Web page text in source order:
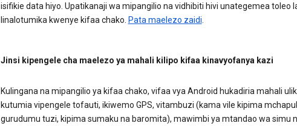
isifikie data hiyo. Upatikanaji wa mipangilio na vidhibiti hivi unategemea toleo
linalotumika kwenye kifaa chako. Pata maelezo zaidi
Jinsi kipengele cha maelezo ya mahali kilipo kifaa kinavyofanya kazi
Kulingana na mipangilio ya kifaa chako, vifaa vya Android hukadiria mahali
kutumia vipengele tofauti, ikiwemo GPS, vitambuzi (kama vile kipima
gurudumu tuzi, kipima sumaku na baromita), mawimbi ya mtandao wa simu